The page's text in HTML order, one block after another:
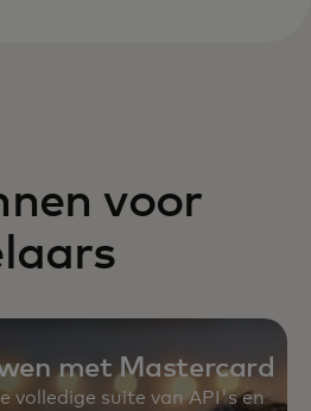
voor
met Mastercard
volledige suite van API's en